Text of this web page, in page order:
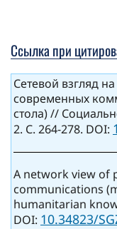
Ссылка при
Сетевой взгляд
современных
стола) //
2. С. 264-278. DOI:
A network view of
communications
humanitarian
DOI: 10.34823/